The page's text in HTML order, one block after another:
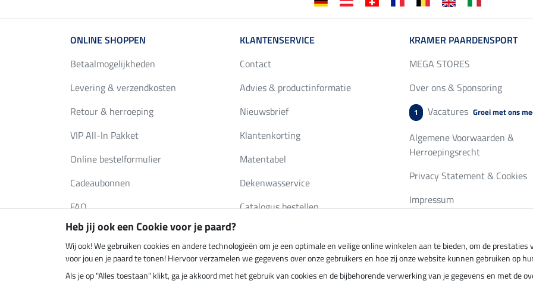
ONLINE SHOPPEN
Betaalmogelijkheden
Levering & verzendkosten
Retour & herroeping
VIP All-In Pakket
Online bestelformulier
Cadeaubonnen
FAQ
KLANTENSERVICE
Contact
Advies & productinformatie
Nieuwsbrief
Klantenkorting
Matentabel
Dekenwasservice
Catalogus bestellen
KRAMER PAARDENSPORT
MEGA STORES
Over ons & Sponsoring
1 Vacatures Groei met ons
Algemene Voorwaarden &
Herroepingsrecht
Privacy Statement & Cookies
Impressum
Klimaatneutrale shop Verzending per Veilig betalen met
Heb jij ook een Cookie voor je paard?
Wij ook! We gebruiken cookies en andere technologieën om je een optimale en veilige online winkelen aan te bieden, om de
voor jou en je paard te tonen! Hiervoor verzamelen we gegevens over onze gebruikers en hoe zij onze website kunnen gebruiken op
Als je op "Alles toestaan" klikt, ga je akkoord met het gebruik van cookies en de bijbehorende verwerking van je gegevens en met de